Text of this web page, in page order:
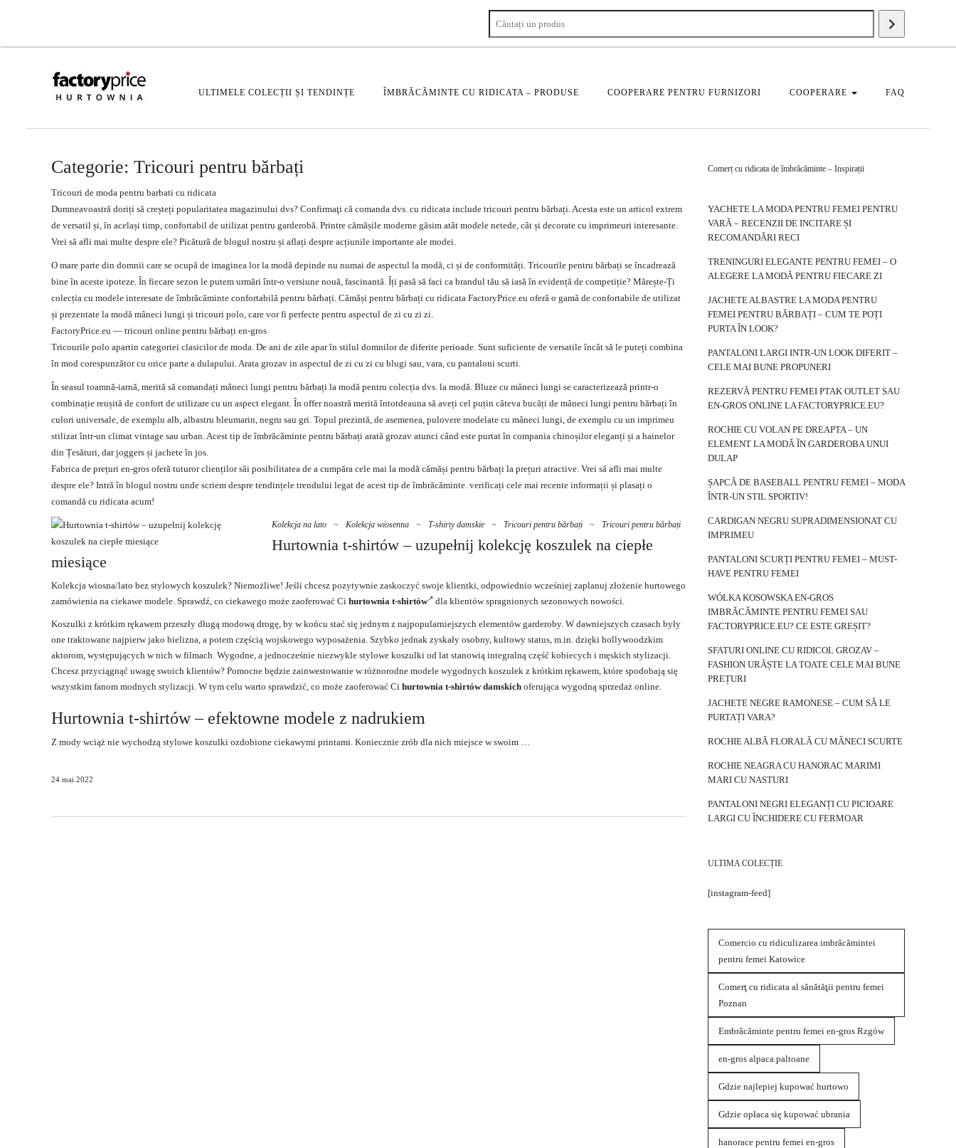
un
produs
ULTIMELE COLECȚII ȘI TENDINȚE ÎMBRĂCĂMINTE CU RIDICATA – PRODUSE COOPERARE PENTRU FURNIZORI COOPERARE FAQ
Categorie: Tricouri pentru bărbați
Tricouri de moda pentru barbati cu ridicata
Dumneavoastră doriți să creșteți popularitatea magazinului dvs? Confirmaţi că comanda dvs. cu ridicata include tricouri pentru bărbați. Acesta este un articol extrem
de versatil și, în același timp, confortabil de utilizat pentru garderobă. Printre cămășile moderne găsim atât modele netede, cât și decorate cu imprimeuri interesante.
Vrei să afli mai multe despre ele? Picătură de blogul nostru și aflați despre acțiunile importante ale modei.
O mare parte din domnii care se ocupă de imaginea lor la modă depinde nu numai de aspectul la modă, ci și de conformități. Tricourile pentru bărbați se încadrează
bine în aceste ipoteze. În fiecare sezon le putem urmări într-o versiune nouă, fascinantă. Îți pasă să faci ca brandul tău să iasă în evidență de competiție? Mărește-Ți
colecția cu modele interesate de îmbrăcăminte confortabilă pentru bărbați. Cămăși pentru bărbați cu ridicata FactoryPrice.eu oferă o gamă de confortabile de utilizat
și prezentate la modă mâneci lungi și tricouri polo, care vor fi perfecte pentru aspectul de zi cu zi zi.
FactoryPrice.eu — tricouri online pentru bărbați en-gros
Tricourile polo apartin categoriei clasicilor de moda. De ani de zile apar în stilul domnilor de diferite perioade. Sunt suficiente de versatile încât să le puteți combina
în mod corespunzător cu orice parte a dulapului. Arata grozav in aspectul de zi cu zi cu blugi sau, vara, cu pantaloni scurti.
În seasul toamnă-iarnă, merită să comandați mâneci lungi pentru bărbați la modă pentru colecția dvs. la modă. Bluze cu mâneci lungi se caracterizează printr-o
combinație reușită de confort de utilizare cu un aspect elegant. În offer noastră merită întotdeauna să aveți cel puțin câteva bucăți de mâneci lungi pentru bărbați în
culori universale, de exemplu alb, albastru bleumarin, negru sau gri. Topul prezintă, de asemenea, pulovere modelate cu mâneci lungi, de exemplu cu un imprimeu
stilizat într-un climat vintage sau urban. Acest tip de îmbrăcăminte pentru bărbați arată grozav atunci când este purtat în compania chinoșilor eleganți și a hainelor
din Țesături, dar joggers și jachete în jos.
Fabrica de prețuri en-gros oferă tuturor clienților săi posibilitatea de a cumpăra cele mai la modă cămăși pentru bărbați la prețuri atractive. Vrei să afli mai multe
despre ele? Intră în blogul nostru unde scriem despre tendințele trendului legat de acest tip de îmbrăcăminte. verificați cele mai recente informații și plasați o
comandă cu ridicata acum!
Kolekcja na lato ~ Kolekcja wiosenna ~ T-shirty damskie ~ Tricouri pentru bărbați ~ Tricouri pentru bărbați
Hurtownia t-shirtów – uzupełnij kolekcję koszulek na ciepłe
miesiące
Kolekcja wiosna/lato bez stylowych koszulek? Niemożliwe! Jeśli chcesz pozytywnie zaskoczyć swoje klientki, odpowiednio wcześniej zaplanuj złożenie hurtowego
zamówienia na ciekawe modele. Sprawdź, co ciekawego może zaoferować Ci hurtownia t-shirtów dla klientów spragnionych sezonowych nowości.
Koszulki z krótkim rękawem przeszły długą modową drogę, by w końcu stać się jednym z najpopularniejszych elementów garderoby. W dawniejszych czasach były
one traktowane najpierw jako bielizna, a potem częścią wojskowego wyposażenia. Szybko jednak zyskały osobny, kultowy status, m.in. dzięki hollywoodzkim
aktorom, występujących w nich w filmach. Wygodne, a jednocześnie niezwykle stylowe koszulki od lat stanowią integralną część kobiecych i męskich stylizacji.
Chcesz przyciągnąć uwagę swoich klientów? Pomocne będzie zainwestowanie w różnorodne modele wygodnych koszulek z krótkim rękawem, które spodobają się
wszystkim fanom modnych stylizacji. W tym celu warto sprawdzić, co może zaoferować Ci hurtownia t-shirtów damskich oferująca wygodną sprzedaż online.
Hurtownia t-shirtów – efektowne modele z nadrukiem
Z mody wciąż nie wychodzą stylowe koszulki ozdobione ciekawymi printami. Koniecznie zrób dla nich miejsce w swoim …
24 mai 2022
Comerț cu ridicata de îmbrăcăminte – Inspirații
YACHETE LA MODA PENTRU FEMEI PENTRU
VARĂ – RECENZII DE INCITARE ȘI
RECOMANDĂRI RECI
TRENINGURI ELEGANTE PENTRU FEMEI – O
ALEGERE LA MODĂ PENTRU FIECARE ZI
JACHETE ALBASTRE LA MODA PENTRU
FEMEI PENTRU BĂRBAȚI – CUM TE POȚI
PURTA ÎN LOOK?
PANTALONI LARGI INTR-UN LOOK DIFERIT –
CELE MAI BUNE PROPUNERI
REZERVĂ PENTRU FEMEI PTAK OUTLET SAU
EN-GROS ONLINE LA FACTORYPRICE.EU?
ROCHIE CU VOLAN PE DREAPTA – UN
ELEMENT LA MODĂ ÎN GARDEROBA UNUI
DULAP
ȘAPCĂ DE BASEBALL PENTRU FEMEI – MODA
ÎNTR-UN STIL SPORTIV!
CARDIGAN NEGRU SUPRADIMENSIONAT CU
IMPRIMEU
PANTALONI SCURȚI PENTRU FEMEI – MUST-
HAVE PENTRU FEMEI
WÓLKA KOSOWSKA EN-GROS
IMBRĂCĂMINTE PENTRU FEMEI SAU
FACTORYPRICE.EU? CE ESTE GREȘIT?
SFATURI ONLINE CU RIDICOL GROZAV –
FASHION URĂȘTE LA TOATE CELE MAI BUNE
PREȚURI
JACHETE NEGRE RAMONESE – CUM SĂ LE
PURTAȚI VARA?
ROCHIE ALBĂ FLORALĂ CU MÂNECI SCURTE
ROCHIE NEAGRA CU HANORAC MARIMI
MARI CU NASTURI
PANTALONI NEGRI ELEGANȚI CU PICIOARE
LARGI CU ÎNCHIDERE CU FERMOAR
ULTIMA COLECȚIE
[instagram-feed]
Comercio cu ridiculizarea imbrăcămintei
pentru femei Katowice
Comerţ cu ridicata al sănătăţii pentru femei
Poznan
Embrăcăminte pentru femei en-gros Rzgów
en-gros alpaca paltoane
Gdzie najlepiej kupować hurtowo
Gdzie opłaca się kupować ubrania
hanorace pentru femei en-gros